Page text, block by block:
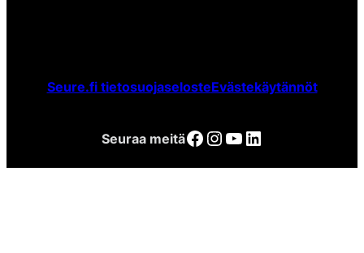
Seure.fi tietosuojaselosteEvästekäytännöt
Seuraa meitäFacebook Instagram YouTube LinkedIn